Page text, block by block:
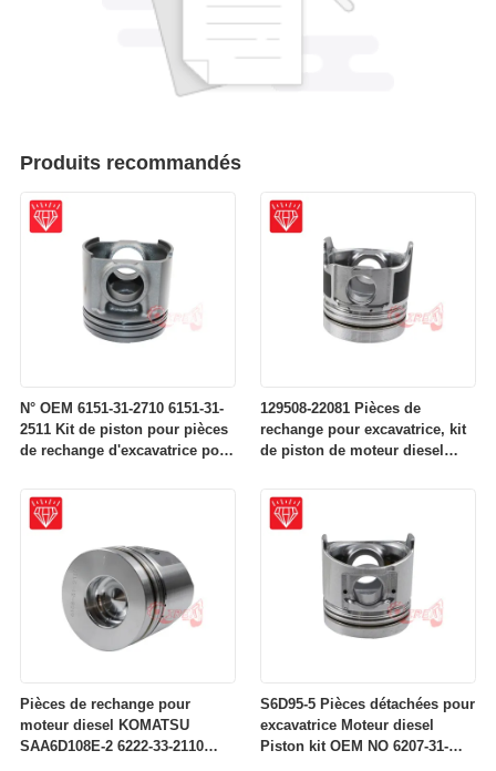
Produits recommandés
N° OEM 6151-31-2710 6151-31-
2511 Kit de piston pour pièces
de rechange d'excavatrice pour
129508-22081 Pièces de
rechange pour excavatrice, kit
de piston de moteur diesel
Pièces de rechange pour
moteur diesel KOMATSU
SAA6D108E-2 6222-33-2110
S6D95-5 Pièces détachées pour
excavatrice Moteur diesel
Piston kit OEM NO 6207-31-